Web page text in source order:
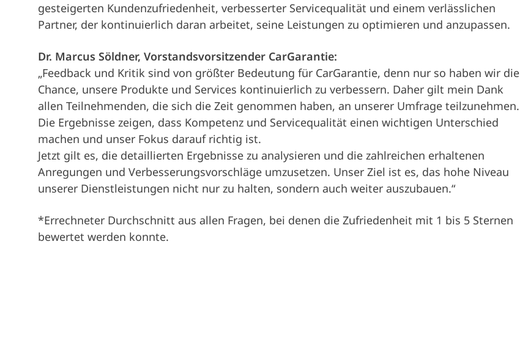
gesteigerten Kundenzufriedenheit, verbesserter Servicequalität und einem verlässlichen
Partner, der kontinuierlich daran arbeitet, seine Leistungen zu optimieren und anzupassen.
Dr. Marcus Söldner, Vorstandsvorsitzender CarGarantie:
„Feedback und Kritik sind von größter Bedeutung für CarGarantie, denn nur so haben wir die
Chance, unsere Produkte und Services kontinuierlich zu verbessern. Daher gilt mein Dank
allen Teilnehmenden, die sich die Zeit genommen haben, an unserer Umfrage teilzunehmen.
Die Ergebnisse zeigen, dass Kompetenz und Servicequalität einen wichtigen Unterschied
machen und unser Fokus darauf richtig ist.
Jetzt gilt es, die detaillierten Ergebnisse zu analysieren und die zahlreichen erhaltenen
Anregungen und Verbesserungsvorschläge umzusetzen. Unser Ziel ist es, das hohe Niveau
unserer Dienstleistungen nicht nur zu halten, sondern auch weiter auszubauen.“
*Errechneter Durchschnitt aus allen Fragen, bei denen die Zufriedenheit mit 1 bis 5 Sternen
bewertet werden konnte.